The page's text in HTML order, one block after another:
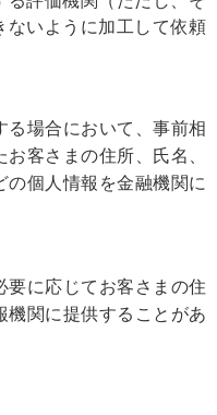
ないように加工して依頼
る場合において、事前相
客さまの住所、氏名、
個人情報を金融機関に
要に応じてお客さまの住
機関に提供することがあ